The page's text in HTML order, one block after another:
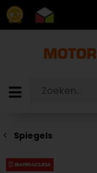
8.7
Spiegels